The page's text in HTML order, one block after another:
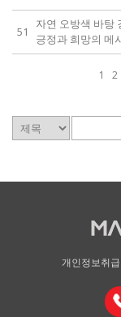
51
자연 오방색 바탕
긍정과 희망의 메
1 2
개인정보취